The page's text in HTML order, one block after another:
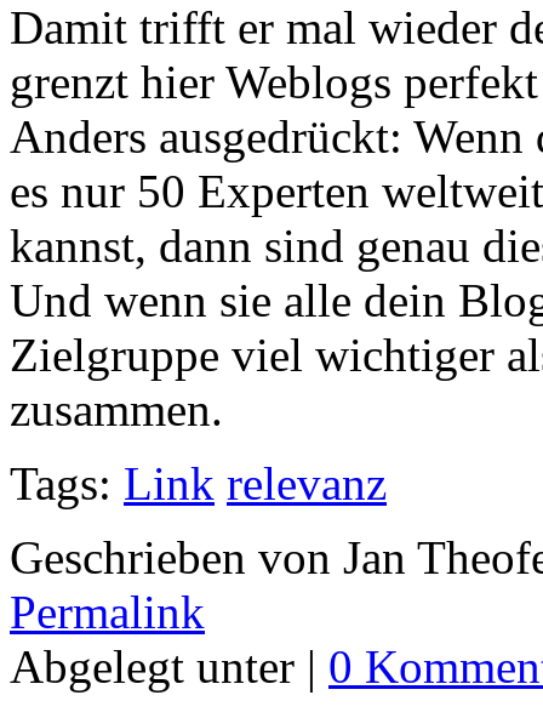
Damit trifft er mal wieder
grenzt hier Weblogs
Anders ausgedrückt:
es nur 50 Experten
kannst, dann sind genau
Und wenn sie alle dein
Zielgruppe viel wichtiger
zusammen.
Tags: Link relevanz
Geschrieben von Jan
Permalink
Abgelegt unter | 0